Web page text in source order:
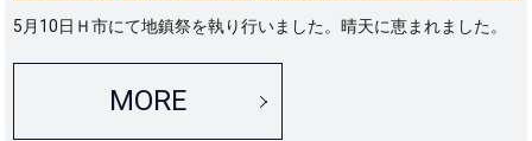
5月10日Ｈ市にて地鎮祭を執り行いました。晴天に恵まれました。
MORE